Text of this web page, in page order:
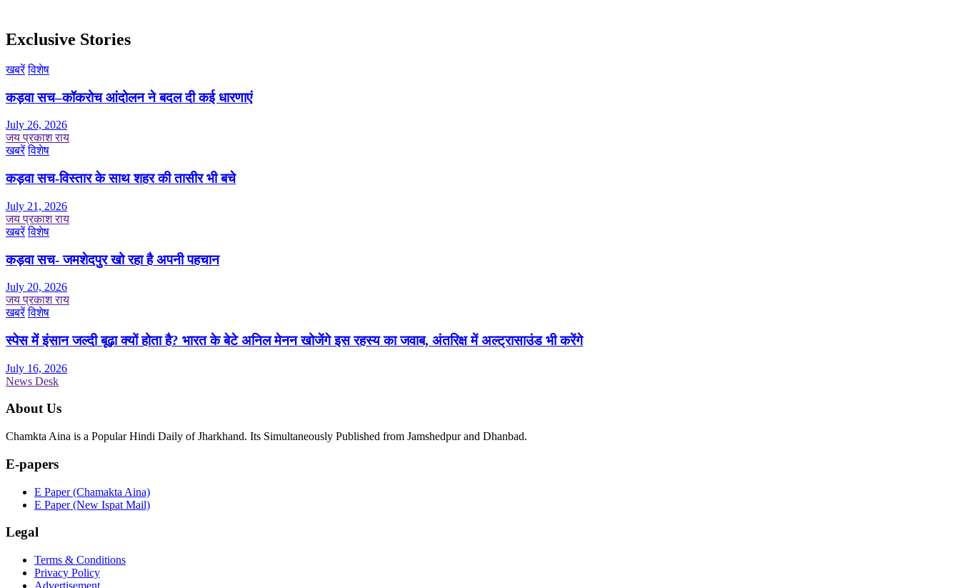
Exclusive Stories
खबरें विशेष
कड़वा सच–कॉकरोच आंदोलन ने बदल दी कई धारणाएं
July 26, 2026
जय प्रकाश राय
खबरें विशेष
कड़वा सच-विस्तार के साथ शहर की तासीर भी बचे
July 21, 2026
जय प्रकाश राय
खबरें विशेष
कड़वा सच- जमशेदपुर खो रहा है अपनी पहचान
July 20, 2026
जय प्रकाश राय
खबरें विशेष
स्पेस में इंसान जल्दी बूढ़ा क्यों होता है? भारत के बेटे अनिल मेनन खोजेंगे इस रहस्य का जवाब, अंतरिक्ष में अल्ट्रासाउंड भी करेंगे
July 16, 2026
News Desk
About Us
Chamkta Aina is a Popular Hindi Daily of Jharkhand. Its Simultaneously Published from Jamshedpur and Dhanbad.
E-papers
E Paper (Chamakta Aina)
E Paper (New Ispat Mail)
Legal
Terms & Conditions
Privacy Policy
Advertisement